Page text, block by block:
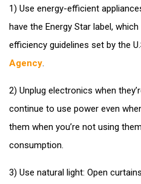
1) Use energy-efficient
have the Energy Star label,
efficiency guidelines set by the
Agency
2) Unplug electronics when
continue to use power even
them when you’re not using
consumption.
3) Use natural light: Open